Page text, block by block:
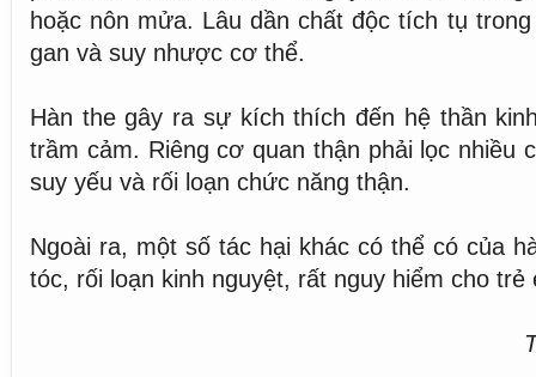
hoặc nôn mửa. Lâu dần chất độc tích tụ
gan và suy nhược cơ thể.
Hàn the gây ra sự kích thích đến hệ thần
trầm cảm. Riêng cơ quan thận phải lọc nhiều
suy yếu và rối loạn chức năng thận.
Ngoài ra, một số tác hại khác có thể có của
tóc, rối loạn kinh nguyệt, rất nguy hiểm cho trẻ